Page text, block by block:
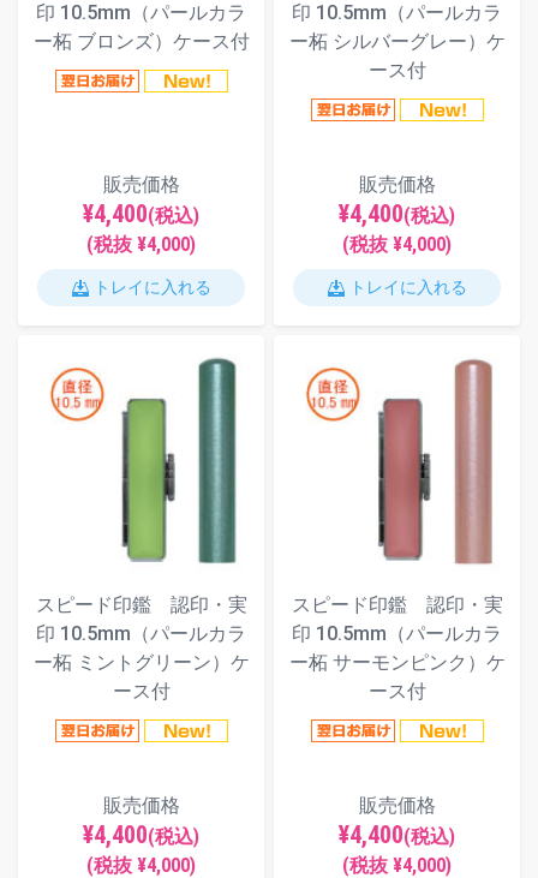
印 10.5mm（パールカラ
ー柘 ブロンズ）ケース付
販売価格
¥4,400(税込)
(税抜 ¥4,000)
トレイに入れる
印 10.5mm（パールカラ
ー柘 シルバーグレー）ケ
ース付
販売価格
¥4,400(税込)
(税抜 ¥4,000)
トレイに入れる
スピード印鑑 認印・実
印 10.5mm（パールカラ
ー柘 ミントグリーン）ケ
ース付
販売価格
¥4,400(税込)
(税抜 ¥4,000)
スピード印鑑 認印・実
印 10.5mm（パールカラ
ー柘 サーモンピンク）ケ
ース付
販売価格
¥4,400(税込)
(税抜 ¥4,000)